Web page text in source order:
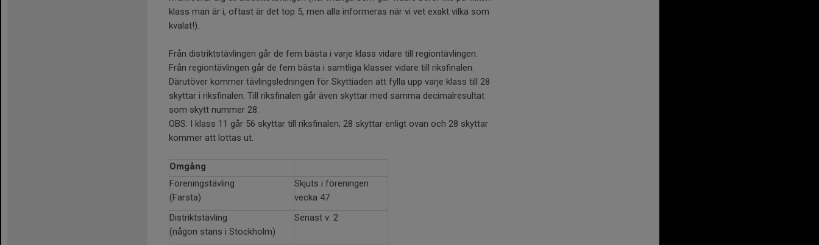
klass man är i, oftast är det top 5, men alla informeras när vi vet exakt vilka som
kvalat!).
Från distriktstävlingen går de fem bästa i varje klass vidare till regiontävlingen.
Från regiontävlingen går de fem bästa i samtliga klasser vidare till riksfinalen.
Därutöver kommer tävlingsledningen för Skyttiaden att fylla upp varje klass till 28
skyttar i riksfinalen. Till riksfinalen går även skyttar med samma decimalresultat
som skytt nummer 28.
OBS: I klass 11 går 56 skyttar till riksfinalen; 28 skyttar enligt ovan och 28 skyttar
kommer att lottas ut.
Omgång
Föreningstävling
(Farsta)
Skjuts i föreningen
vecka 47
Distriktstävling
(någon stans i Stockholm)
Senast v. 2